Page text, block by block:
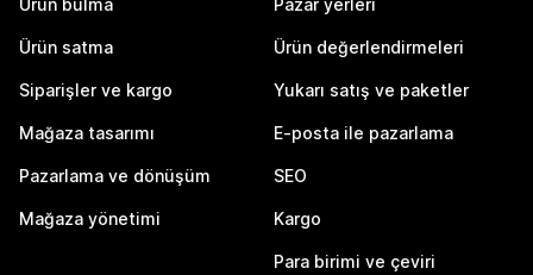
Ürün bulma
Ürün satma
Siparişler ve kargo
Mağaza tasarımı
Pazarlama ve dönüşüm
Mağaza yönetimi
Pazar yerleri
Ürün değerlendirmeleri
Yukarı satış ve paketler
E-posta ile pazarlama
SEO
Kargo
Para birimi ve çeviri